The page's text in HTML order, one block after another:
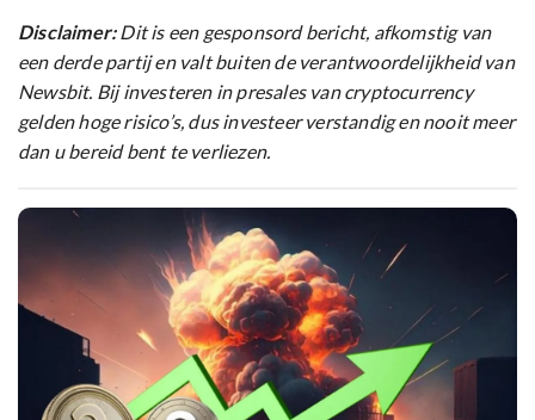
Disclaimer:Dit is een gesponsord bericht, afkomstig van
een derde partij en valt buiten de verantwoordelijkheid van
Newsbit. Bij investeren in presales van cryptocurrency
gelden hoge risico’s, dus investeer verstandig en nooit meer
dan u bereid bent te verliezen.